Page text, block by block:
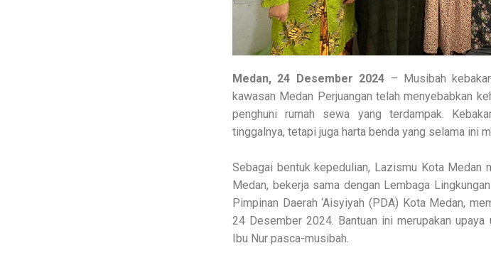
Medan, 24 Desember 2024 – Musibah
kawasan Medan Perjuangan telah menyebabkan
penghuni rumah sewa yang terdampak.
tinggalnya, tetapi juga harta benda yang selama ini
Sebagai bentuk kepedulian, Lazismu Kota Medan
Medan, bekerja sama dengan Lembaga
Pimpinan Daerah ‘Aisyiyah (PDA) Kota Medan,
24 Desember 2024. Bantuan ini merupakan
Ibu Nur pasca-musibah.